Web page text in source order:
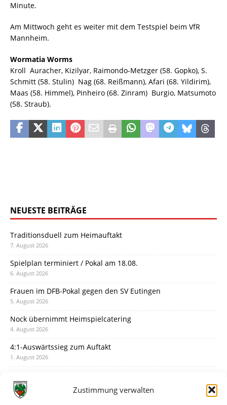
Zustimmung verwalten
Minute.
Am Mittwoch geht es weiter mit dem Testspiel beim VfR
Mannheim.
Wormatia Worms
Kroll  Auracher, Kizilyar, Raimondo-Metzger (58. Gopko), S.
Schmitt (58. Stulin)  Nag (68. Reißmann), Afari (68. Yildirim),
Maas (58. Himmel), Pinheiro (68. Zinram)  Burgio, Matsumoto
(58. Straub).
NEUESTE BEITRÄGE
Traditionsduell zum Heimauftakt
7. August 2026
Spielplan terminiert / Pokal am 18.08.
6. August 2026
Frauen im DFB-Pokal gegen den SV Eutingen
5. August 2026
Nock übernimmt Heimspielcatering
4. August 2026
4:1-Auswärtssieg zum Auftakt
1. August 2026
31. Juli 2026